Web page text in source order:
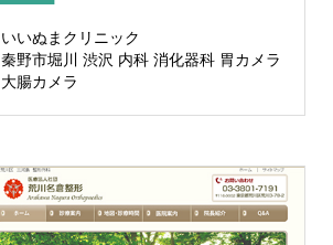
いいぬまクリニック
秦野市堀川 渋沢 内科 消化器科 胃カメラ
大腸カメラ